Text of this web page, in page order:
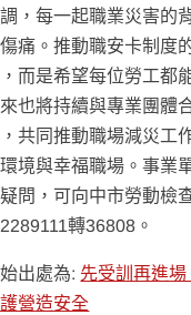
，每一起職業災害的
痛。推動職安卡制度
而是希望每位勞工都
也將持續與專業團體
共同推動職場減災工
境與幸福職場。事業
問，可向中市勞動檢
轉36808。
出處為: 先受訓再進
營造安全